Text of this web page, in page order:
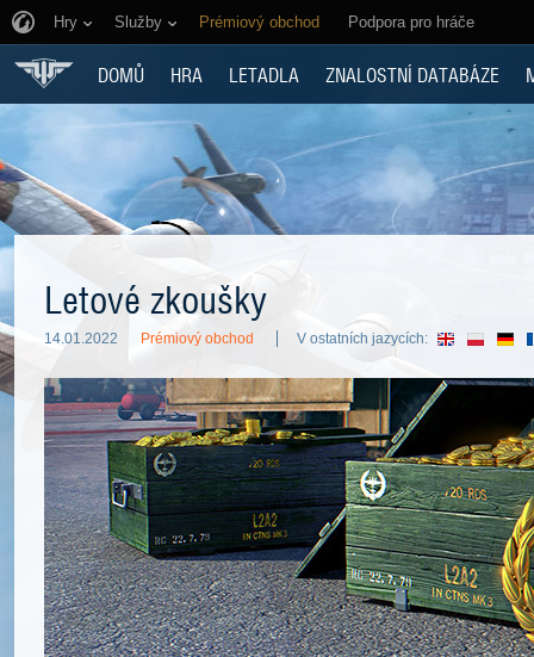
Hry Služby Prémiový obchod Podpora pro hráče
DOMŮ HRA LETADLA ZNALOSTNÍ DATABÁZE
Letové zkoušky
14.01.2022 Prémiový obchod V ostatních jazycích: